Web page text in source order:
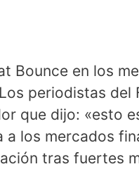
Bounce en los
periodistas del
que dijo: «esto
los mercados
tras fuertes